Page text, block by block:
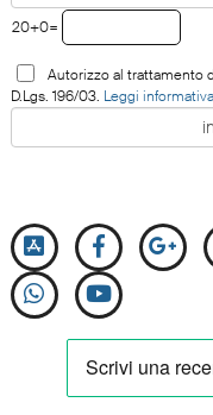
20+0=
Autorizzo al trattamento
D.Lgs. 196/03. Leggi